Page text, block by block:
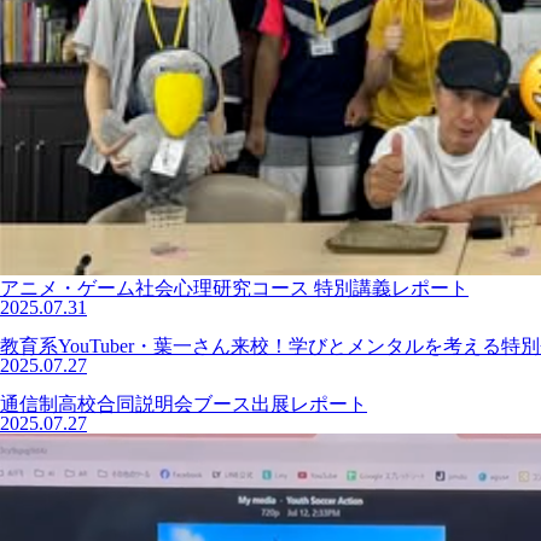
アニメ・ゲーム社会心理研究コース 特別講義レポート
2025.07.31
教育系YouTuber・葉一さん来校！学びとメンタルを考える特
2025.07.27
通信制高校合同説明会ブース出展レポート
2025.07.27